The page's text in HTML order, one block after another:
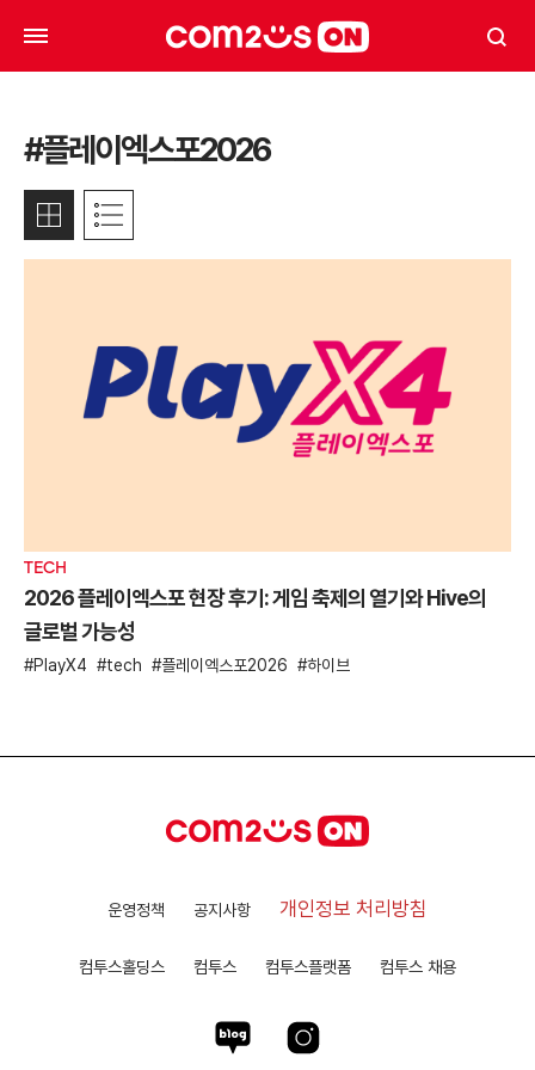
#플레이엑스포2026
TECH
2026 플레이엑스포 현장 후기: 게임 축제의 열기와 Hive의
글로벌 가능성
PlayX4 tech 플레이엑스포2026 하이브
운영정책 공지사항 개인정보 처리방침
컴투스홀딩스 컴투스 컴투스플랫폼 컴투스 채용